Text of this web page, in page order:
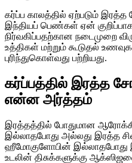
கர்ப்ப காலத்தில் ஏற்படும்
இந்தியப் பெண்கள் ஏன்
நிர்வகிப்பதற்கான நடைமுறை
உத்திகள் மற்றும் கூடுதல்
புரிந்துகொள்வது பற்றியது.
கர்ப்பத்தில் இரத்த
என்ன அர்த்தம்
இரத்தத்தில் போதுமான
இல்லாதபோது அல்லது இரத்த
ஹீமோகுளோபின் இல்லாதபோது
உடலின் திசுக்களுக்கு